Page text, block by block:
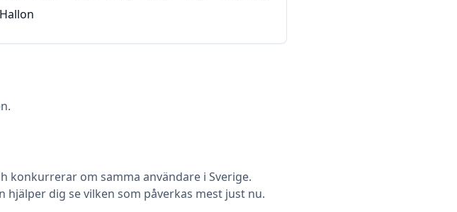
Hallon
konkurrerar om samma användare i Sverige.
dig se vilken som påverkas mest just nu.